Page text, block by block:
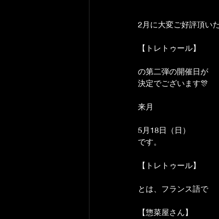
2月に大変ご好評頂い
【トレトゥール】
の第二弾の開催日が
決定でございます🎊
来月
5月18日（日）
です。
【トレトゥール】
とは、フランス語で
【惣菜屋さん】